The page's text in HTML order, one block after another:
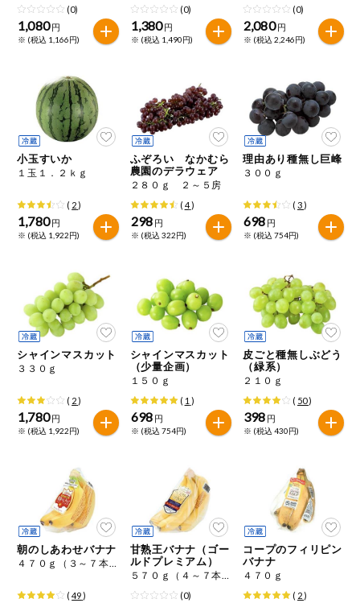
商品のリクエスト
PC版サイトを表示
テキスト注文サイトを表示
お問い合わせ
コスメ＆ボデ
ィケア
衣料品
趣味・娯楽
ペット
スマート・ワ
ン注文
今週のお買い
得
今週の新登場
よりどりでお
複数注文でお
トク
ポイントがも
らえる！
(0)
1,080 円
※ (税込 1,166円)
(0)
1,380 円
※ (税込 1,490円)
(0)
2,080 円
※ (税込 2,246円)
小玉すいか
１玉１．２ｋｇ
( 2)
1,780 円
※ (税込 1,922円)
ふぞろい なかむら
農園のデラウェア
２８０ｇ ２～５房
( 4)
298 円
※ (税込 322円)
理由あり種無し巨峰
３００ｇ
( 3)
698 円
※ (税込 754円)
シャインマスカット
３３０ｇ
( 2)
1,780 円
※ (税込 1,922円)
シャインマスカット
（少量企画）
１５０ｇ
( 1 )
698 円
※ (税込 754円)
皮ごと種無しぶどう
（緑系）
２１０ｇ
( 50)
398 円
※ (税込 430円)
朝のしあわせバナナ
４７０ｇ（３～７本）
(49)
甘熟王バナナ（ゴー
ルドプレミアム）
５７０ｇ（４～７本）
(0)
コープのフィリピン
バナナ
４７０ｇ
( 2)